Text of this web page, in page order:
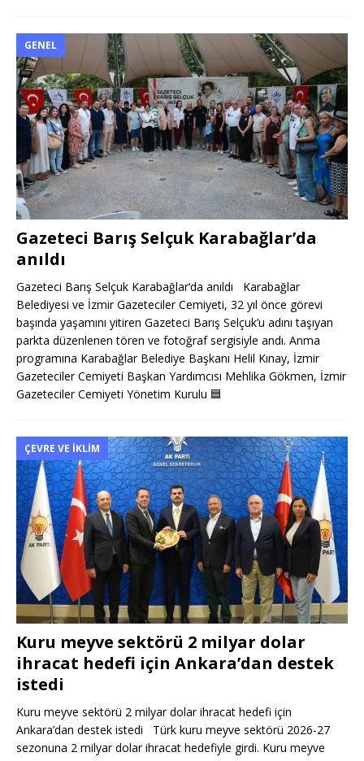
GENEL
Gazeteci Barış Selçuk Karabağlar’da
anıldı
Gazeteci Barış Selçuk Karabağlar‘da anıldı Karabağlar
Belediyesi ve İzmir Gazeteciler Cemiyeti, 32 yıl önce görevi
başında yaşamını yitiren Gazeteci Barış Selçuk’u adını taşıyan
parkta düzenlenen tören ve fotoğraf sergisiyle andı. Anma
programına Karabağlar Belediye Başkanı Helil Kınay, İzmir
Gazeteciler Cemiyeti Başkan Yardımcısı Mehlika Gökmen, İzmir
Gazeteciler Cemiyeti Yönetim Kurulu 🟦
ÇEVRE VE İKLIM
Kuru meyve sektörü 2 milyar dolar
ihracat hedefi için Ankara’dan destek
istedi
Kuru meyve sektörü 2 milyar dolar ihracat hedefi için
Ankara’dan destek istedi Türk kuru meyve sektörü 2026-27
sezonuna 2 milyar dolar ihracat hedefiyle girdi. Kuru meyve